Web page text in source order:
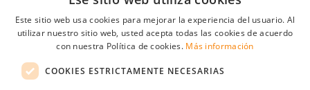
Acceso empresas
Contraseña
Este sitio web usa cookies para mejorar la experiencia del usuario. Al
utilizar nuestro sitio web, usted acepta todas las cookies de acuerdo
con nuestra Política de cookies. Más información
COOKIES ESTRICTAMENTE NECESARIAS